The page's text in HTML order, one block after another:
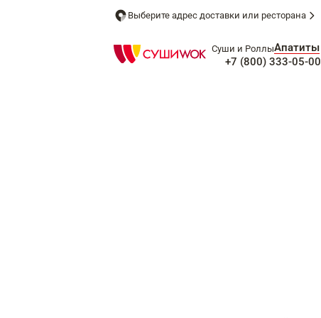
Выберите адрес доставки или ресторана
Суши и РоллыАпатиты
+7 (800) 333-05-00